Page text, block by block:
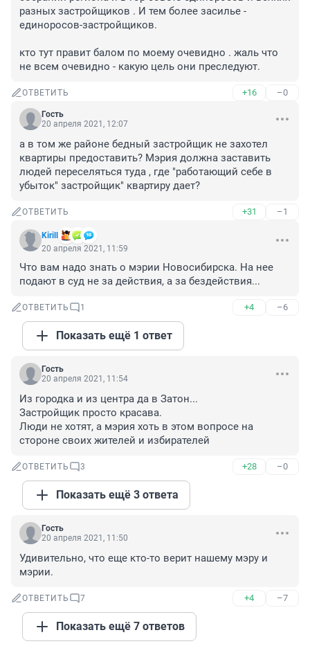
разных застройщиков . И тем более засилье -
единоросов-застройщиков.
кто тут правит балом по моему очевидно . жаль что
не всем очевидно - какую цель они преследуют.
ОТВЕТИТЬ +16 –0
Гость
20 апреля 2021, 12:07
а в том же районе бедный застройщик не захотел
квартиры предоставить? Мэрия должна заставить
людей переселяться туда , где "работающий себе в
убыток" застройщик" квартиру дает?
ОТВЕТИТЬ +31 –1
Kirill
20 апреля 2021, 11:59
Что вам надо знать о мэрии Новосибирска. На нее
подают в суд не за действия, а за бездействия...
ОТВЕТИТЬ 1 +4 –6
Показать ещё 1 ответ
Гость
20 апреля 2021, 11:54
Из городка и из центра да в Затон...
Застройщик просто красава.
Люди не хотят, а мэрия хоть в этом вопросе на
стороне своих жителей и избирателей
ОТВЕТИТЬ 3 +28 –0
Показать ещё 3 ответа
Гость
20 апреля 2021, 11:50
Удивительно, что еще кто-то верит нашему мэру и
мэрии.
ОТВЕТИТЬ 7 +4 –7
Показать ещё 7 ответов